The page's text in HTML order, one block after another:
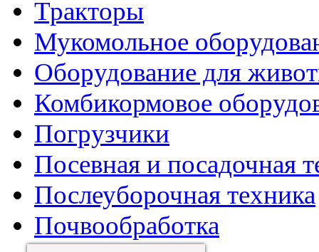
Тракторы
Мукомольное
Оборудование для
Комбикормовое
Погрузчики
Посевная и посадочная
Послеуборочная техника
Почвообработка